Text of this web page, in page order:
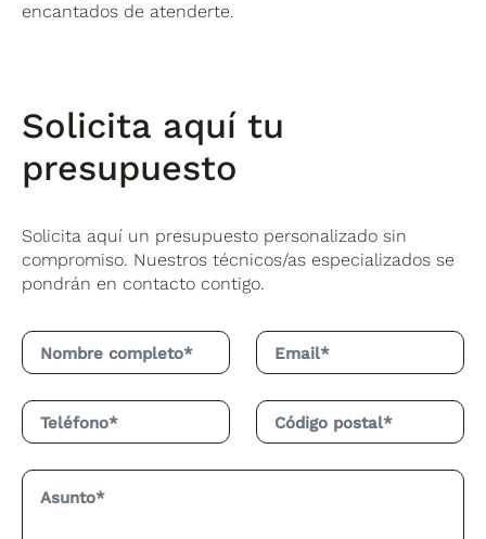
encantados de atenderte.
Solicita aquí tu
presupuesto
Solicita aquí un presupuesto personalizado sin
compromiso. Nuestros técnicos/as especializados se
pondrán en contacto contigo.